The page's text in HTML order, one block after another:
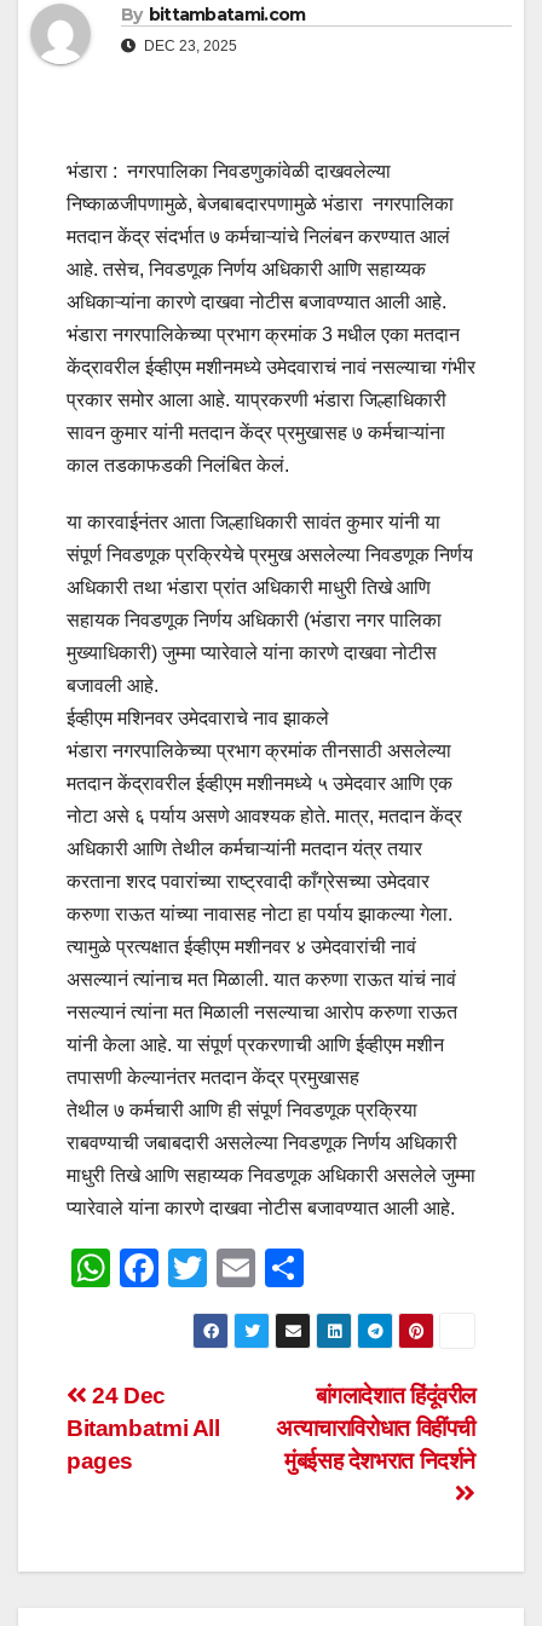
By bittambatami.com
DEC 23, 2025
भंडारा : नगरपालिका निवडणुकांवेळी दाखवलेल्या
निष्काळजीपणामुळे, बेजबाबदारपणामुळे भंडारा नगरपालिका
मतदान केंद्र संदर्भात ७ कर्मचाऱ्यांचे निलंबन करण्यात आलं
आहे. तसेच, निवडणूक निर्णय अधिकारी आणि सहाय्यक
अधिकाऱ्यांना कारणे दाखवा नोटीस बजावण्यात आली आहे.
भंडारा नगरपालिकेच्या प्रभाग क्रमांक 3 मधील एका मतदान
केंद्रावरील ईव्हीएम मशीनमध्ये उमेदवाराचं नावं नसल्याचा गंभीर
प्रकार समोर आला आहे. याप्रकरणी भंडारा जिल्हाधिकारी
सावन कुमार यांनी मतदान केंद्र प्रमुखासह ७ कर्मचाऱ्यांना
काल तडकाफडकी निलंबित केलं.
या कारवाईनंतर आता जिल्हाधिकारी सावंत कुमार यांनी या
संपूर्ण निवडणूक प्रक्रियेचे प्रमुख असलेल्या निवडणूक निर्णय
अधिकारी तथा भंडारा प्रांत अधिकारी माधुरी तिखे आणि
सहायक निवडणूक निर्णय अधिकारी (भंडारा नगर पालिका
मुख्याधिकारी) जुम्मा प्यारेवाले यांना कारणे दाखवा नोटीस
बजावली आहे.
ईव्हीएम मशिनवर उमेदवाराचे नाव झाकले
भंडारा नगरपालिकेच्या प्रभाग क्रमांक तीनसाठी असलेल्या
मतदान केंद्रावरील ईव्हीएम मशीनमध्ये ५ उमेदवार आणि एक
नोटा असे ६ पर्याय असणे आवश्यक होते. मात्र,मतदान केंद्र
अधिकारी आणि तेथील कर्मचाऱ्यांनी मतदान यंत्र तयार
करताना शरद पवारांच्या राष्ट्रवादी काँग्रेसच्या उमेदवार
करुणा राऊत यांच्या नावासह नोटा हा पर्याय झाकल्या गेला.
त्यामुळे प्रत्यक्षात ईव्हीएम मशीनवर ४ उमेदवारांची नावं
असल्यानं त्यांनाच मत मिळाली. यात करुणा राऊत यांचं नावं
नसल्यानं त्यांना मत मिळाली नसल्याचा आरोप करुणा राऊत
यांनी केला आहे. या संपूर्ण प्रकरणाची आणि ईव्हीएम मशीन
तपासणी केल्यानंतर मतदान केंद्र प्रमुखासह
तेथील ७ कर्मचारी आणि ही संपूर्ण निवडणूक प्रक्रिया
राबवण्याची जबाबदारी असलेल्या निवडणूक निर्णय अधिकारी
माधुरी तिखे आणि सहाय्यक निवडणूक अधिकारी असलेले जुम्मा
प्यारेवाले यांना कारणे दाखवा नोटीस बजावण्यात आली आहे.
W
s
A
p
F
e
b
T
wi
tt
E
m
ail
h
ar
e
Post
navigation
बांगलादेशात हिंदूंवरील
अत्याचाराविरोधात विहींपची
मुंबईसह देशभरात निदर्शने
24 Dec
Bitambatmi All
pages